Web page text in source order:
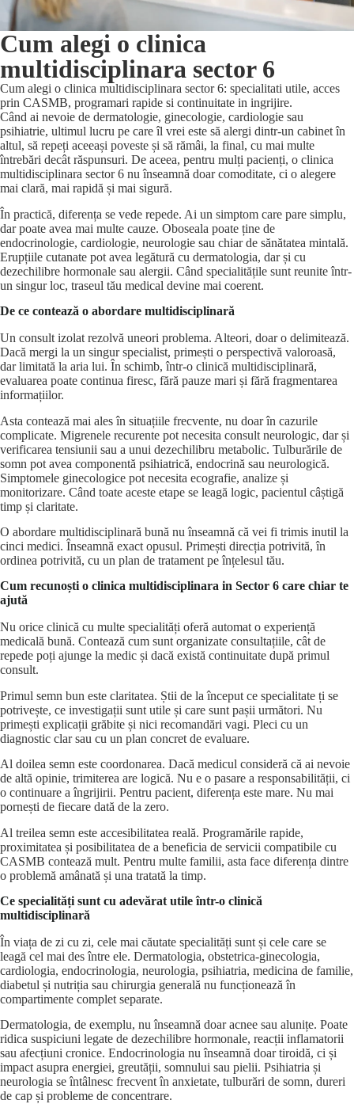
Cum alegi o clinica
multidisciplinara sector 6
Cum alegi o clinica multidisciplinara sector 6: specialitati utile, acces
prin CASMB, programari rapide si continuitate in ingrijire.
Când ai nevoie de dermatologie, ginecologie, cardiologie sau
psihiatrie, ultimul lucru pe care îl vrei este să alergi dintr-un cabinet în
altul, să repeți aceeași poveste și să rămâi, la final, cu mai multe
întrebări decât răspunsuri. De aceea, pentru mulți pacienți, o clinica
multidisciplinara sector 6 nu înseamnă doar comoditate, ci o alegere
mai clară, mai rapidă și mai sigură.
În practică, diferența se vede repede. Ai un simptom care pare simplu,
dar poate avea mai multe cauze. Oboseala poate ține de
endocrinologie, cardiologie, neurologie sau chiar de sănătatea mintală.
Erupțiile cutanate pot avea legătură cu dermatologia, dar și cu
dezechilibre hormonale sau alergii. Când specialitățile sunt reunite într-
un singur loc, traseul tău medical devine mai coerent.
De ce contează o abordare multidisciplinară
Un consult izolat rezolvă uneori problema. Alteori, doar o delimitează.
Dacă mergi la un singur specialist, primești o perspectivă valoroasă,
dar limitată la aria lui. În schimb, într-o clinică multidisciplinară,
evaluarea poate continua firesc, fără pauze mari și fără fragmentarea
informațiilor.
Asta contează mai ales în situațiile frecvente, nu doar în cazurile
complicate. Migrenele recurente pot necesita consult neurologic, dar și
verificarea tensiunii sau a unui dezechilibru metabolic. Tulburările de
somn pot avea componentă psihiatrică, endocrină sau neurologică.
Simptomele ginecologice pot necesita ecografie, analize și
monitorizare. Când toate aceste etape se leagă logic, pacientul câștigă
timp și claritate.
O abordare multidisciplinară bună nu înseamnă că vei fi trimis inutil la
cinci medici. Înseamnă exact opusul. Primești direcția potrivită, în
ordinea potrivită, cu un plan de tratament pe înțelesul tău.
Cum recunoști o clinica multidisciplinara in Sector 6 care chiar te
ajută
Nu orice clinică cu multe specialități oferă automat o experiență
medicală bună. Contează cum sunt organizate consultațiile, cât de
repede poți ajunge la medic și dacă există continuitate după primul
consult.
Primul semn bun este claritatea. Știi de la început ce specialitate ți se
potrivește, ce investigații sunt utile și care sunt pașii următori. Nu
primești explicații grăbite și nici recomandări vagi. Pleci cu un
diagnostic clar sau cu un plan concret de evaluare.
Al doilea semn este coordonarea. Dacă medicul consideră că ai nevoie
de altă opinie, trimiterea are logică. Nu e o pasare a responsabilității, ci
o continuare a îngrijirii. Pentru pacient, diferența este mare. Nu mai
pornești de fiecare dată de la zero.
Al treilea semn este accesibilitatea reală. Programările rapide,
proximitatea și posibilitatea de a beneficia de servicii compatibile cu
CASMB contează mult. Pentru multe familii, asta face diferența dintre
o problemă amânată și una tratată la timp.
Ce specialități sunt cu adevărat utile într-o clinică
multidisciplinară
În viața de zi cu zi, cele mai căutate specialități sunt și cele care se
leagă cel mai des între ele. Dermatologia, obstetrica-ginecologia,
cardiologia, endocrinologia, neurologia, psihiatria, medicina de familie,
diabetul și nutriția sau chirurgia generală nu funcționează în
compartimente complet separate.
Dermatologia, de exemplu, nu înseamnă doar acnee sau alunițe. Poate
ridica suspiciuni legate de dezechilibre hormonale, reacții inflamatorii
sau afecțiuni cronice. Endocrinologia nu înseamnă doar tiroidă, ci și
impact asupra energiei, greutății, somnului sau pielii. Psihiatria și
neurologia se întâlnesc frecvent în anxietate, tulburări de somn, dureri
de cap și probleme de concentrare.